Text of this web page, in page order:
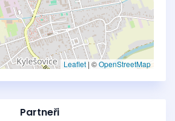
Leaflet | ©OpenStreetMap
Partneři